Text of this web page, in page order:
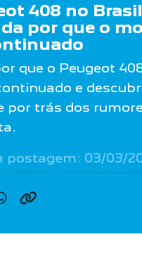
408 no
por que o
que o Peugeot
e
por trás dos
postagem: 03/03/